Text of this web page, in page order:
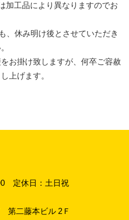
加工品により異なりますのでお
、休み明け後とさせていただき
お掛け致しますが、何卒ご容赦
上げます。
定休日：土日祝
第二藤本ビル 2Ｆ